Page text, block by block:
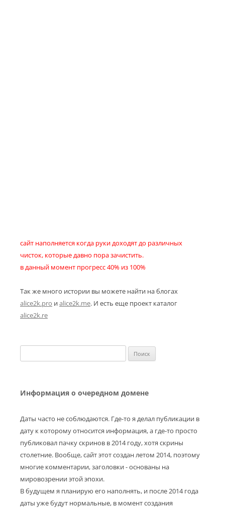
сайт наполняется когда руки доходят до различных
чисток, которые давно пора зачистить.
в данный момент прогресс 40% из 100%
Так же много истории вы можете найти на блогах
alice2k.pro иalice2k.me. И есть еще проект каталог
alice2k.re
Информация о очередном домене
Даты часто не соблюдаются. Где-то я делал публикации в
дату к которому относится информация, а где-то просто
публиковал пачку скринов в 2014 году, хотя скрины
столетние. Вообще, сайт этот создан летом 2014, поэтому
многие комментарии, заголовки - основаны на
мировозрении этой эпохи.
В будущем я планирую его наполнять, и после 2014 года
даты уже будут нормальные, в момент создания